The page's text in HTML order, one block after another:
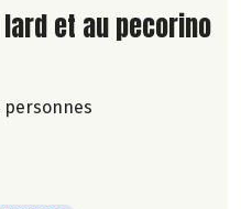
et au pecorino
personnes